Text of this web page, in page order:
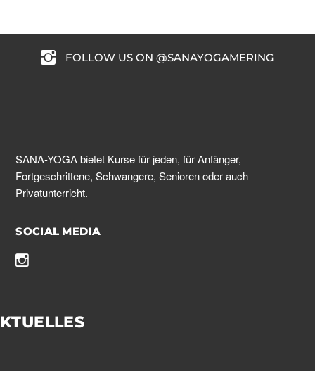
FOLLOW US ON @SANAYOGAMERING
SANA-YOGA bietet Kurse für jeden, für Anfänger,
Fortgeschrittene, Schwangere, Senioren oder auch
Privatunterricht.
SOCIAL MEDIA